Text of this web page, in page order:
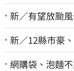
新／有望放颱
新／12縣市豪
網購袋、泡麵